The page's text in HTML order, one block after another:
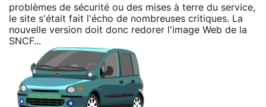
problèmes de sécurité ou des mises à terre du service,
le site s'était fait l'écho de nombreuses critiques. La
nouvelle version doit donc redorer l'image Web de la
SNCF...